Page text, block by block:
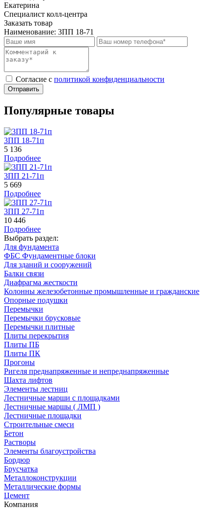
Екатерина
Специалист колл-центра
Заказать товар
Наименование: 3ПП 18-71
Cогласие с политикой конфиденциальности
Отправить
Популярные товары
3ПП 18-71п
5 136
Подробнее
3ПП 21-71п
5 669
Подробнее
3ПП 27-71п
10 446
Подробнее
Выбрать раздел:
Для фундамента
ФБС Фундаментные блоки
Для зданий и сооружений
Балки связи
Диафрагма жесткости
Колонны железобетонные промышленные и гражданские
Опорные подушки
Перемычки
Перемычки брусковые
Перемычки плитные
Плиты перекрытия
Плиты ПБ
Плиты ПК
Прогоны
Ригеля преднапряженные и непреднапряженные
Шахта лифтов
Элементы лестниц
Лестничные марши с площадками
Лестничные маршы ( ЛМП )
Лестничные площадки
Строительные смеси
Бетон
Растворы
Элементы благоустройства
Бордюр
Брусчатка
Металлоконструкции
Металлические формы
Цемент
Компания